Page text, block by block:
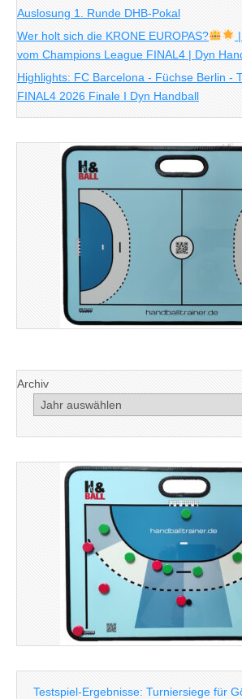
Auslosung 1. Runde DHB-Pokal
Wer holt sich die KRONE EUROPAS?
vom Champions League FINAL4 | Dyn
Highlights: FC Barcelona - Füchse Berlin -
FINAL4 2026 Finale I Dyn Handball
Archiv
Testspiel-Ergebnisse: Turniersiege für